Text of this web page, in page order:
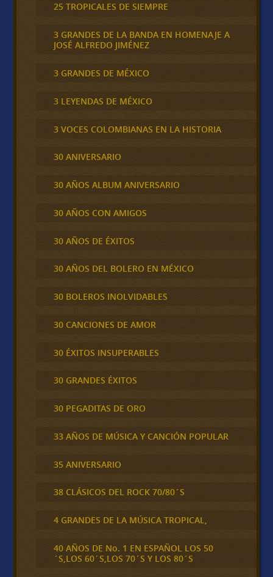
25 TROPICALES DE SIEMPRE
3 GRANDES DE LA BANDA EN HOMENAJE A
JOSÉ ALFREDO JIMÉNEZ
3 GRANDES DE MÉXICO
3 LEYENDAS DE MÉXICO
3 VOCES COLOMBIANAS EN LA HISTORIA
30 ANIVERSARIO
30 AÑOS ALBUM ANIVERSARIO
30 AÑOS CON AMIGOS
30 AÑOS DE ÉXITOS
30 AÑOS DEL BOLERO EN MÉXICO
30 BOLEROS INOLVIDABLES
30 CANCIONES DE AMOR
30 ÉXITOS INSUPERABLES
30 GRANDES ÉXITOS
30 PEGADITAS DE ORO
33 AÑOS DE MÚSICA Y CANCIÓN POPULAR
35 ANIVERSARIO
38 CLÁSICOS DEL ROCK 70/80´S
4 GRANDES DE LA MÚSICA TROPICAL,
40 AÑOS DE No. 1 EN ESPAÑOL LOS 50
´S,LOS 60´S,LOS 70´S Y LOS 80´S